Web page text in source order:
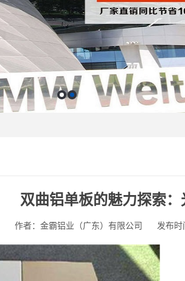
双曲铝单板的魅力探索
作者：金霸铝业（广东）有限公司 发布时